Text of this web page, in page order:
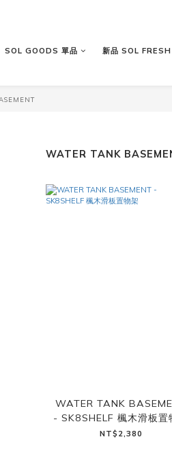
SOL GOODS 單品 新品 SOL FRESH
WATER TANK
WATER TANK
- SK8SHELF 楓木滑板置
NT$2,380